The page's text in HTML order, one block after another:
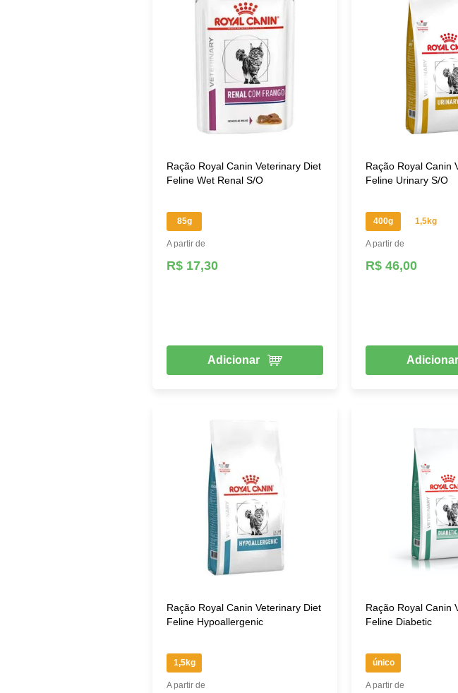
Ração Royal Canin Veterinary Diet
Feline Wet Renal S/O
85g
A partir de
R$ 17,30
Adicionar
Ração Royal Canin
Feline Urinary S/O
400g 1,5kg
A partir de
R$ 46,00
Adicionar
Ração Royal Canin Veterinary Diet
Feline Hypoallergenic
1,5kg
A partir de
Ração Royal Canin
Feline Diabetic
único
A partir de